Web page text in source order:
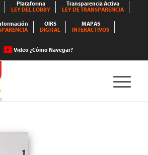
Plataforma
LEY DEL LOBBY
Transparencia Activa
LEY DE TRANSPARENCIA
OIRS
DIGITAL
MAPAS
INTERACTIVOS
Video ¿Cómo Navegar?